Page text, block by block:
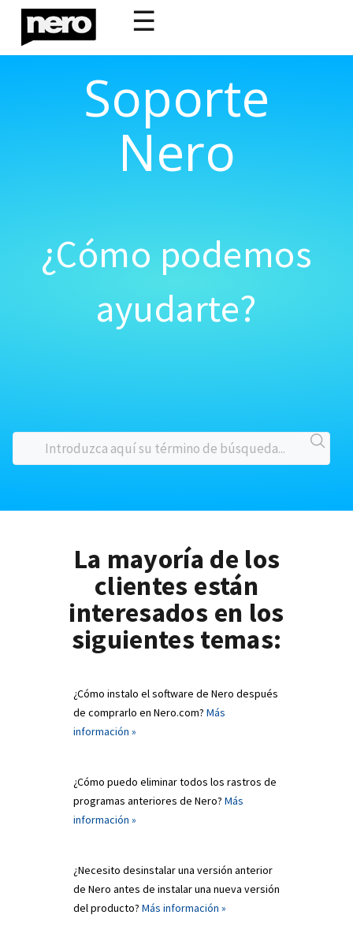
☰
Soporte
Nero
¿Cómo podemos
ayudarte?
La mayoría de los
clientes están
interesados en los
siguientes temas:
¿Cómo instalo el software de Nero después
de comprarlo en Nero.com? Más
información »
¿Cómo puedo eliminar todos los rastros de
programas anteriores de Nero? Más
información »
¿Necesito desinstalar una versión anterior
de Nero antes de instalar una nueva versión
del producto? Más información »